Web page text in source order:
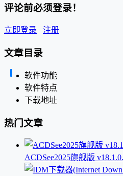
评论前必须登录！
立即登录 注册
文章目录
软件功能
软件特点
下载地址
热门文章
ACDSee2025旗舰版